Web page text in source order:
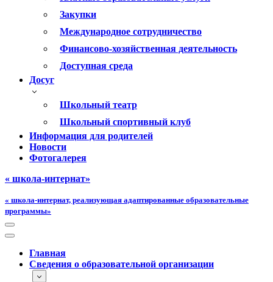
Закупки
Международное сотрудничество
Финансово-хозяйственная деятельность
Доступная среда
Досуг
Школьный театр
Школьный спортивный клуб
Информация для родителей
Новости
Фотогалерея
« школа-интернат»
« школа-интернат, реализующая адаптированные образовательные
программы»
Меню
навигации
Меню
навигацииГлавная
Сведения о образовательной организации